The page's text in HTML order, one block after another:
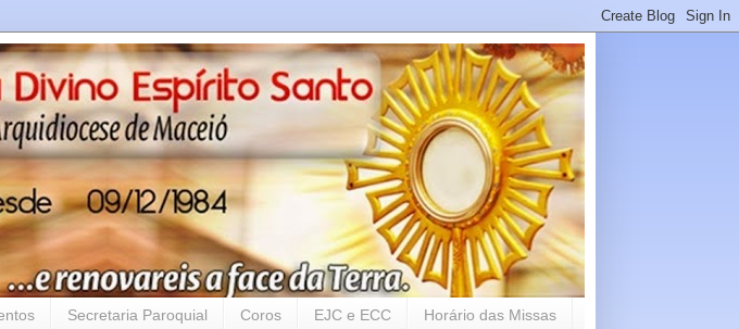
Secretaria Paroquial Coros EJC e ECC Horário das Missas